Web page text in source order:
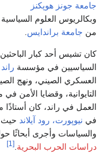
جامعة جونز هوپكنز
وبكالريوس العلوم السياسية
من جامعة براندايس.
كان تشيس أحد كبار الباحثين
السياسيين في مؤسسة راند
العسكري الصيني، ونهج
التايوانية، وقضايا الأمن
العمل في راند، كان
في نيوپورت، رود آيلاند حيث
والسياسات وأجرى أبحاثًا
دراسات الحرب البحرية.
[1]